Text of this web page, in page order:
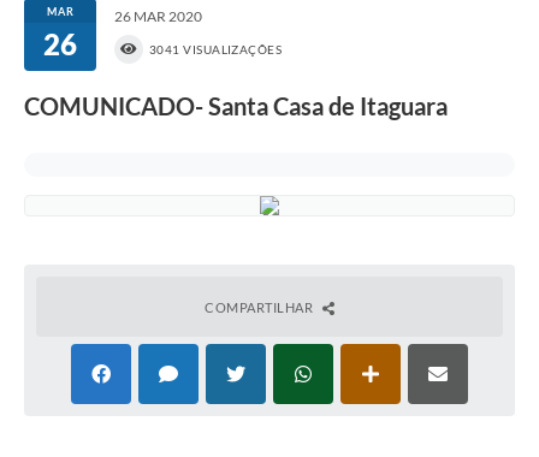
MAR
26
26 MAR 2020
3041 VISUALIZAÇÕES
COMUNICADO- Santa Casa de Itaguara
COMPARTILHAR